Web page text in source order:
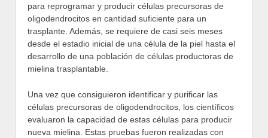
para reprogramar y producir células precursoras de
oligodendrocitos en cantidad suficiente para un
trasplante. Además, se requiere de casi seis meses
desde el estadio inicial de una célula de la piel hasta el
desarrollo de una población de células productoras de
mielina trasplantable.
Una vez que consiguieron identificar y purificar las
células precursoras de oligodendrocitos, los científicos
evaluaron la capacidad de estas células para producir
nueva mielina. Estas pruebas fueron realizadas con